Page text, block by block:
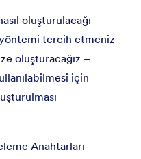
oluşturulacağı
tercih etmeniz
oluşturacağız –
için
Anahtarları